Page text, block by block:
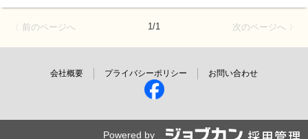
・未経験の方も大歓迎！！難しい調理はなし！簡単な作業で工程
も決まっているので安心♪
・WワークOK！(諸条件あり)
【調理業務】
ご入居者様のお食事準備・片付けなどをお願いいたします。
提供業者から届いた食材を温めたり、盛り付けたりする、簡単な
▪️蒸し器や湯煎で温める
〈 前のページへ 1/1 次のページへ 〉
会社概要 プライバシーポリシー お問い合わせ
Powered by